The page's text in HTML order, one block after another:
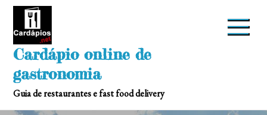
Skip
Cardápio online de
gastronomia
Guia de restaurantes e fast food delivery